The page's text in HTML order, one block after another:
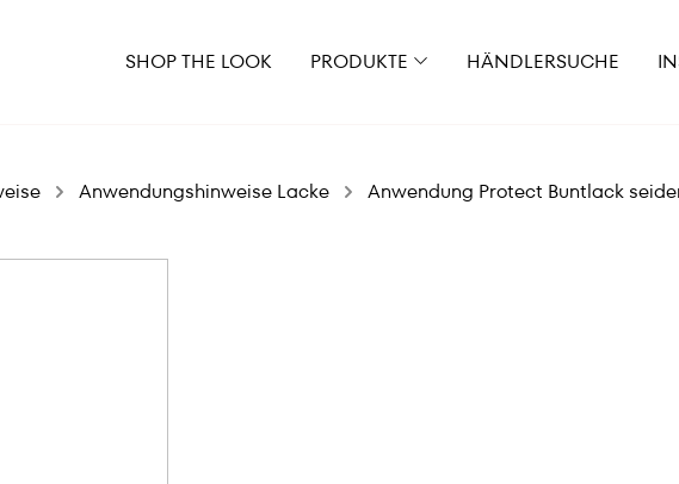
SHOP THE LOOK PRODUKTE HÄNDLERSUCHE
Anwendungshinweise Lacke Anwendung Protect Buntlack